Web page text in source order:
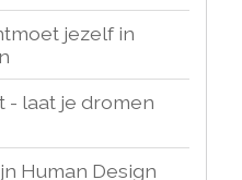
jezelf in
- laat je dromen
Human Design